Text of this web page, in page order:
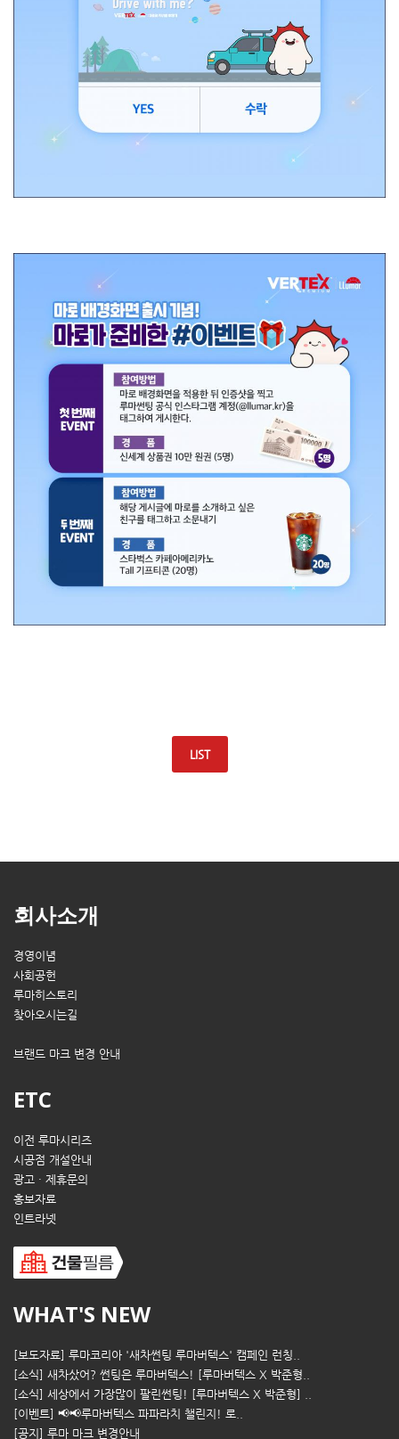
LIST
회사소개
경영이념
사회공헌
루마히스토리
찾아오시는길
브랜드 마크 변경 안내
ETC
이전 루마시리즈
시공점 개설안내
광고 · 제휴문의
홍보자료
인트라넷
WHAT'S NEW
[보도자료] 루마코리아 '새차썬팅 루마버텍스' 캠페인 런칭..
[소식] 새차샀어? 썬팅은 루마버텍스! [루마버텍스 X 박준형..
[소식] 세상에서 가장많이 팔린썬팅! [루마버텍스 X 박준형] ..
[이벤트] 📢📢루마버텍스 파파라치 챌린지! 로..
[공지] 루마 마크 변경안내